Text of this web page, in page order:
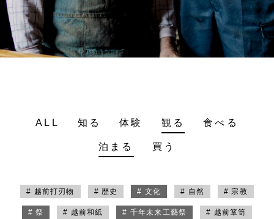
ALL 知る 体験 観る 食べる
泊まる 買う
# 越前打刃物 # 歴史 # 文化 # 自然 # 宗教
# 祭 # 越前和紙 # 千年未来工藝祭 # 越前箪笥